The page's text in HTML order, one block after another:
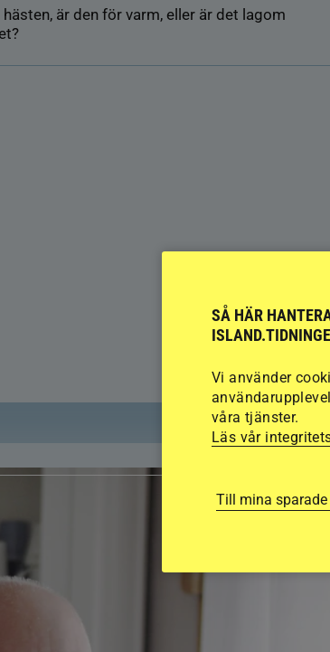
hästen, är den för varm, eller är det lagom
SÅ HÄR
Vi använder
våra tjänster.
Läs vår
Till mina sparade